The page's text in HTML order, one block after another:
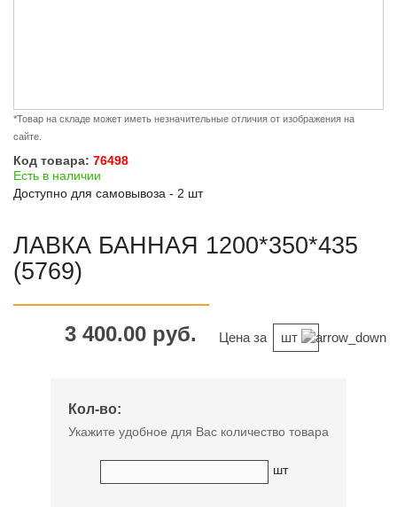
*Товар на складе может иметь незначительные отличия от изображения на
сайте.
Код товара: 76498
Есть в наличии
Доступно для самовывоза - 2 шт
ЛАВКА БАННАЯ 1200*350*435
(5769)
3 400.00 руб. Цена за шт
Кол-во:
Укажите удобное для Вас количество товара
шт